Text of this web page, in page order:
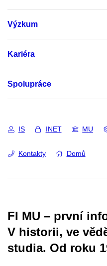
Výzkum
Kariéra
Spolupráce
IS INET MU
Kontakty Domů
FI MU – první
V historii, ve
studia. Od roku